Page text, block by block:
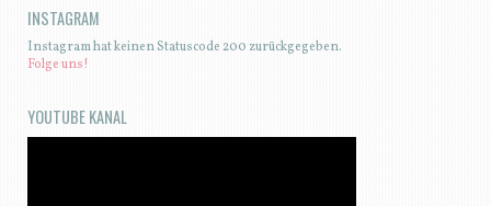
INSTAGRAM
Instagram hat keinen Statuscode 200 zurückgegeben.
Folge uns!
YOUTUBE KANAL